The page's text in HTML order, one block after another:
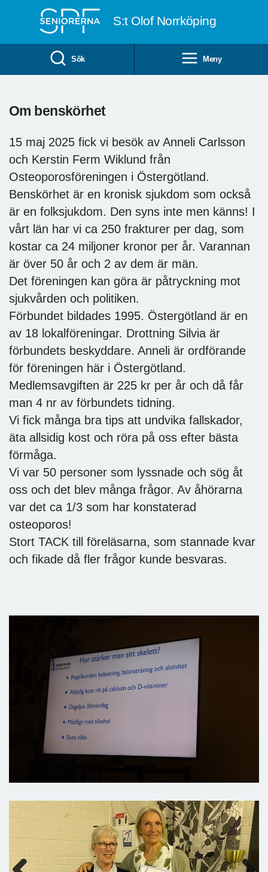
S:t Olof Norrköping
Sök Meny
Om benskörhet
15 maj 2025 fick vi besök av Anneli Carlsson
och Kerstin Ferm Wiklund från
Osteoporosföreningen i Östergötland.
Benskörhet är en kronisk sjukdom som också
är en folksjukdom. Den syns inte men känns! I
vårt län har vi ca 250 frakturer per dag, som
kostar ca 24 miljoner kronor per år. Varannan
är över 50 år och 2 av dem är män.
Det föreningen kan göra är påtryckning mot
sjukvården och politiken.
Förbundet bildades 1995. Östergötland är en
av 18 lokalföreningar. Drottning Silvia är
förbundets beskyddare. Anneli är ordförande
för föreningen här i Östergötland.
Medlemsavgiften är 225 kr per år och då får
man 4 nr av förbundets tidning.
Vi fick många bra tips att undvika fallskador,
äta allsidig kost och röra på oss efter bästa
förmåga.
Vi var 50 personer som lyssnade och sög åt
oss och det blev många frågor. Av åhörarna
var det ca 1/3 som har konstaterad
osteoporos!
Stort TACK till föreläsarna, som stannade kvar
och fikade då fler frågor kunde besvaras.